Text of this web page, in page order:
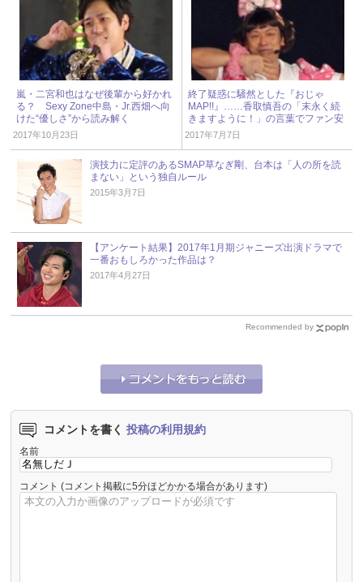
嵐・二宮和也はなぜ後輩から好かれ
る？ Sexy Zone中島・Jr.西畑へ向
けた“優しさ”から読み解く
2017年10月23日
終了疑惑に騒然とした『おじゃ
MAP!!』……香取慎吾の「末永く続
きますように！」の言葉でファン安
堵！
2017年7月7日
演技力に定評のあるSMAP草なぎ剛、台本は「人の所を読
まない」という独自ルール
2015年3月7日
【アンケート結果】2017年1月期ジャニーズ出演ドラマで
一番おもしろかった作品は？
2017年4月27日
Recommended by
コメントを書く 投稿の利用規約
名前
コメント (コメント掲載に5分ほどかかる場合があります)